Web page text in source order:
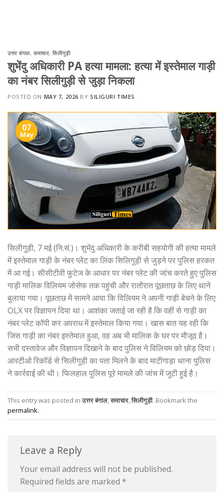
उत्तर बंगाल,समाचार,सिलीगुड़ी
शुभेंदु अधिकारी PA हत्या मामला: हत्या में इस्तेमाल गाड़ी
का नंबर सिलीगुड़ी से जुड़ा निकला
POSTED ON MAY 7, 2026 BY SILIGURI TIMES
07
May
सिलीगुड़ी, 7 मई (नि.सं.)। शुभेंदु अधिकारी के करीबी सहयोगी की हत्या मामले
में इस्तेमाल गाड़ी के नंबर प्लेट का लिंक सिलिगुड़ी से जुड़ने पर पुलिस हरकत
में आ गई। सीसीटीवी फुटेज के आधार पर नंबर प्लेट की जांच करते हुए पुलिस
गाड़ी मालिक विलियम जोसेफ तक पहुंची और रातोंरात पूछताछ के लिए थाने
बुलाया गया। पूछताछ में सामने आया कि विलियम ने अपनी गाड़ी बेचने के लिए
OLX पर विज्ञापन दिया था। आशंका जताई जा रही है कि वहीं से गाड़ी का
नंबर प्लेट कॉपी कर अपराध में इस्तेमाल किया गया। खास बात यह रही कि
जिस गाड़ी का नंबर इस्तेमाल हुआ, वह अब भी मालिक के घर पर मौजूद है।
सभी दस्तावेज और विज्ञापन दिखाने के बाद पुलिस ने विलियम को छोड़ दिया।
आरटीओ रिकॉर्ड से सिलीगुड़ी का पता मिलने के बाद माटीगाड़ा थाना पुलिस
ने कार्रवाई की थी। फिलहाल पुलिस पूरे मामले की जांच में जुटी हुई है।
This entry was posted inउत्तर बंगाल,समाचार,सिलीगुड़ी. Bookmark the
permalink.
Leave a Reply
Your email address will not be published.
Required fields are marked *